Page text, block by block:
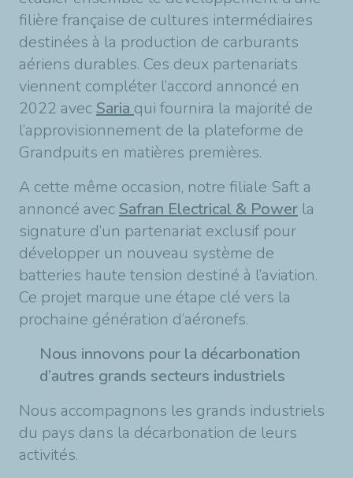
filière française de cultures intermédiaires
destinées à la production de carburants
aériens durables. Ces deux partenariats
viennent compléter l’accord annoncé en
2022 avecSaria qui fournira la majorité de
l’approvisionnement de la plateforme de
Grandpuits en matières premières.
A cette même occasion, notre filiale Saft a
annoncé avecSafran Electrical & Power la
signature d’un partenariat exclusif pour
développer un nouveau système de
batteries haute tension destiné à l’aviation.
Ce projet marque une étape clé vers la
prochaine génération d’aéronefs.
Nous innovons pour la décarbonation
d’autres grands secteurs industriels
Nous accompagnons les grands industriels
du pays dans la décarbonation de leurs
activités.